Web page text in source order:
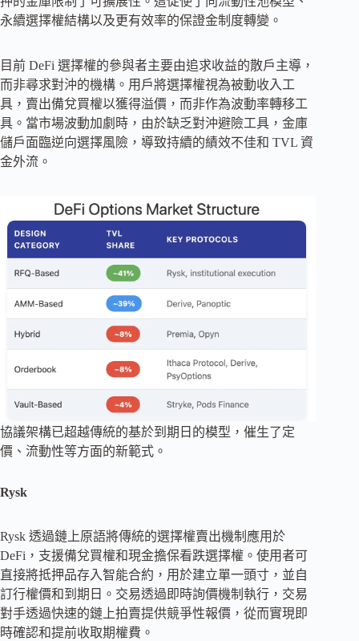
永續選擇權結構以及更有效率的保證金制度轉變。
目前 DeFi 選擇權的參與者主要由追求收益的散戶主導，
而非尋求對沖的機構。用戶將選擇權視為被動收入工
具，賣出備兌買權以獲得溢價，而非作為波動率轉移工
具。當市場波動加劇時，由於缺乏對沖避險工具，金庫
儲戶面臨逆向選擇風險，導致持續的績效不佳和 TVL 資
金外流。
協議架構已超越傳統的基於到期日的模型，催生了定
價、流動性等方面的新範式。
Rysk
Rysk 透過鏈上原語將傳統的選擇權賣出機制應用於
DeFi，支援備兌買權和現金擔保看跌選擇權。使用者可
直接將抵押品存入智能合約，用於建立單一頭寸，並自
訂行權價和到期日。交易透過即時詢價機制執行，交易
對手透過快速的鏈上拍賣提供競爭性報價，從而實現即
時確認和提前收取期權費。